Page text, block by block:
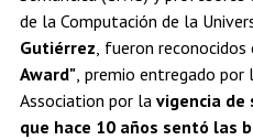
de la Computación de la
Gutiérrez , fueron
Award", premio entregado por
Association por la vigencia de
que hace 10 años sentó las